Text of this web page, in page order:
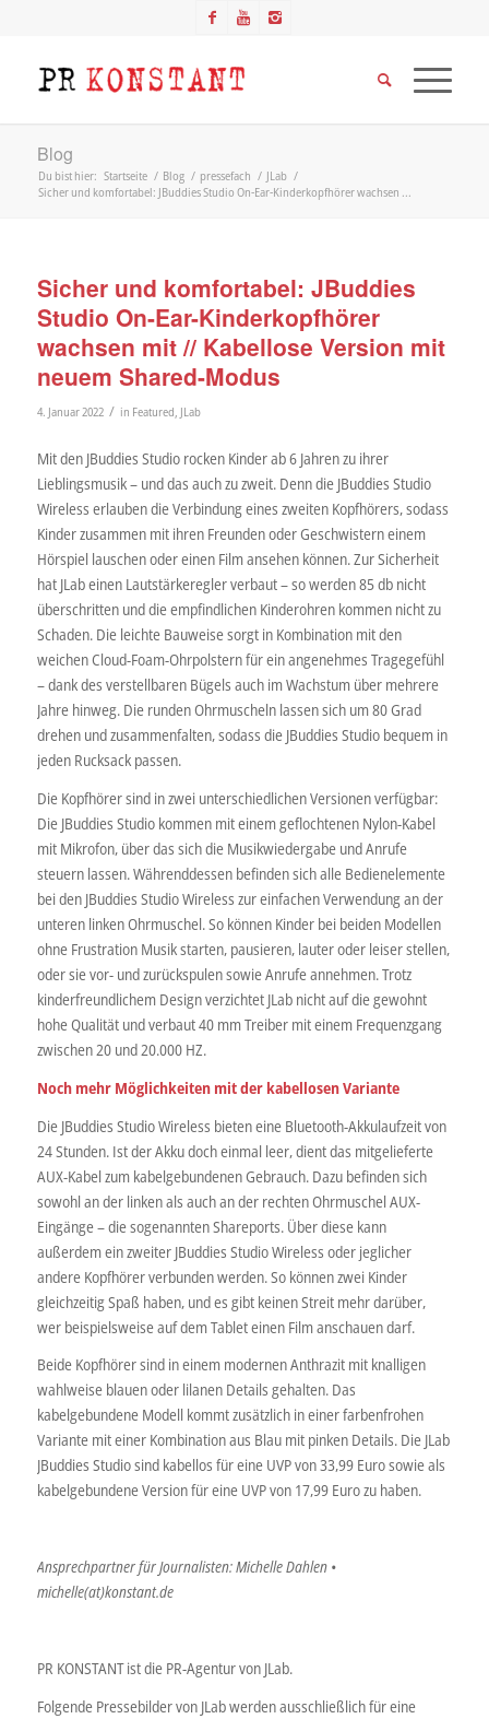
Blog
Du bist hier: Startseite / Blog / pressefach / JLab /
Sicher und komfortabel: JBuddies Studio On-Ear-Kinderkopfhörer wachsen ...
Sicher und komfortabel: JBuddies
Studio On-Ear-Kinderkopfhörer
wachsen mit // Kabellose Version mit
neuem Shared-Modus
4. Januar 2022 / in Featured, JLab
Mit den JBuddies Studio rocken Kinder ab 6 Jahren zu ihrer
Lieblingsmusik – und das auch zu zweit. Denn die JBuddies Studio
Wireless erlauben die Verbindung eines zweiten Kopfhörers, sodass
Kinder zusammen mit ihren Freunden oder Geschwistern einem
Hörspiel lauschen oder einen Film ansehen können. Zur Sicherheit
hat JLab einen Lautstärkeregler verbaut – so werden 85 db nicht
überschritten und die empfindlichen Kinderohren kommen nicht zu
Schaden. Die leichte Bauweise sorgt in Kombination mit den
weichen Cloud-Foam-Ohrpolstern für ein angenehmes Tragegefühl
– dank des verstellbaren Bügels auch im Wachstum über mehrere
Jahre hinweg. Die runden Ohrmuscheln lassen sich um 80 Grad
drehen und zusammenfalten, sodass die JBuddies Studio bequem in
jeden Rucksack passen.
Die Kopfhörer sind in zwei unterschiedlichen Versionen verfügbar:
Die JBuddies Studio kommen mit einem geflochtenen Nylon-Kabel
mit Mikrofon, über das sich die Musikwiedergabe und Anrufe
steuern lassen. Währenddessen befinden sich alle Bedienelemente
bei den JBuddies Studio Wireless zur einfachen Verwendung an der
unteren linken Ohrmuschel. So können Kinder bei beiden Modellen
ohne Frustration Musik starten, pausieren, lauter oder leiser stellen,
oder sie vor- und zurückspulen sowie Anrufe annehmen. Trotz
kinderfreundlichem Design verzichtet JLab nicht auf die gewohnt
hohe Qualität und verbaut 40 mm Treiber mit einem Frequenzgang
zwischen 20 und 20.000 HZ.
Noch mehr Möglichkeiten mit der kabellosen Variante
Die JBuddies Studio Wireless bieten eine Bluetooth-Akkulaufzeit von
24 Stunden. Ist der Akku doch einmal leer, dient das mitgelieferte
AUX-Kabel zum kabelgebundenen Gebrauch. Dazu befinden sich
sowohl an der linken als auch an der rechten Ohrmuschel AUX-
Eingänge – die sogenannten Shareports. Über diese kann
außerdem ein zweiter JBuddies Studio Wireless oder jeglicher
andere Kopfhörer verbunden werden. So können zwei Kinder
gleichzeitig Spaß haben, und es gibt keinen Streit mehr darüber,
wer beispielsweise auf dem Tablet einen Film anschauen darf.
Beide Kopfhörer sind in einem modernen Anthrazit mit knalligen
wahlweise blauen oder lilanen Details gehalten. Das
kabelgebundene Modell kommt zusätzlich in einer farbenfrohen
Variante mit einer Kombination aus Blau mit pinken Details. Die JLab
JBuddies Studio sind kabellos für eine UVP von 33,99 Euro sowie als
kabelgebundene Version für eine UVP von 17,99 Euro zu haben.
Ansprechpartner für Journalisten: Michelle Dahlen •
michelle(at)konstant.de
PR KONSTANT ist die PR-Agentur von JLab.
Folgende Pressebilder von JLab werden ausschließlich für eine